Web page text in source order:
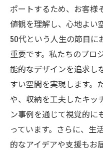
ポートするため、お客様
値観を理解し、心地よい
50代という人生の節目に
重要です。私たちのプロ
能的なデザインを追求し
すい空間を実現します。
や、収納を工夫したキッ
ン事例を通じて視覚的に
っています。さらに、生
的なアイデアや支援もお